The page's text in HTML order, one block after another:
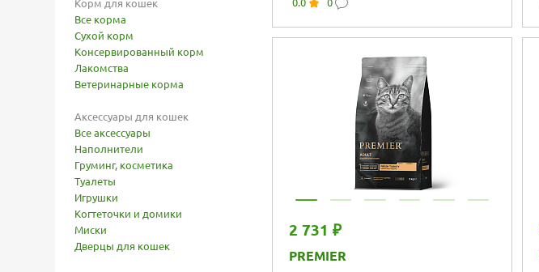
Корм для кошек
Все корма
Сухой корм
Консервированный корм
Лакомства
Ветеринарные корма
Аксессуары для кошек
Все аксессуары
Наполнители
Груминг, косметика
Туалеты
Игрушки
Когтеточки и домики
Миски
Дверцы для кошек
ягненка с индейкой
0.0 0
2 731 ₽
PREMIER